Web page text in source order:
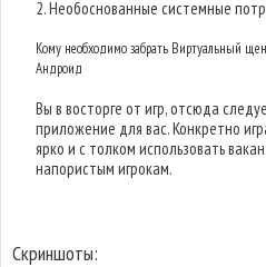
2. Необоснованные системные
Кому необходимо забрать Виртуальный
Андроид
Вы в восторге от игр, отсюда
приложение для вас. Конкретно
ярко и с толком использовать
напористым игрокам.
Скриншоты: